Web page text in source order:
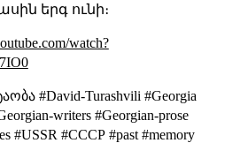
երգ ունի։
watch?
#David-Turashvili #Georgia
writers #Georgian-prose
#USSR #СССР #past #memory